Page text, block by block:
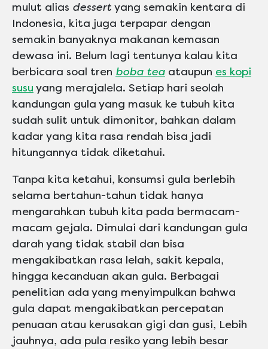
mulut alias dessert yang semakin kentara di
Indonesia, kita juga terpapar dengan
semakin banyaknya makanan kemasan
dewasa ini. Belum lagi tentunya kalau kita
berbicara soal tren boba tea ataupun es kopi
susu yang merajalela. Setiap hari seolah
kandungan gula yang masuk ke tubuh kita
sudah sulit untuk dimonitor, bahkan dalam
kadar yang kita rasa rendah bisa jadi
hitungannya tidak diketahui.
Tanpa kita ketahui, konsumsi gula berlebih
selama bertahun-tahun tidak hanya
mengarahkan tubuh kita pada bermacam-
macam gejala. Dimulai dari kandungan gula
darah yang tidak stabil dan bisa
mengakibatkan rasa lelah, sakit kepala,
hingga kecanduan akan gula. Berbagai
penelitian ada yang menyimpulkan bahwa
gula dapat mengakibatkan percepatan
penuaan atau kerusakan gigi dan gusi, Lebih
jauhnya, ada pula resiko yang lebih besar